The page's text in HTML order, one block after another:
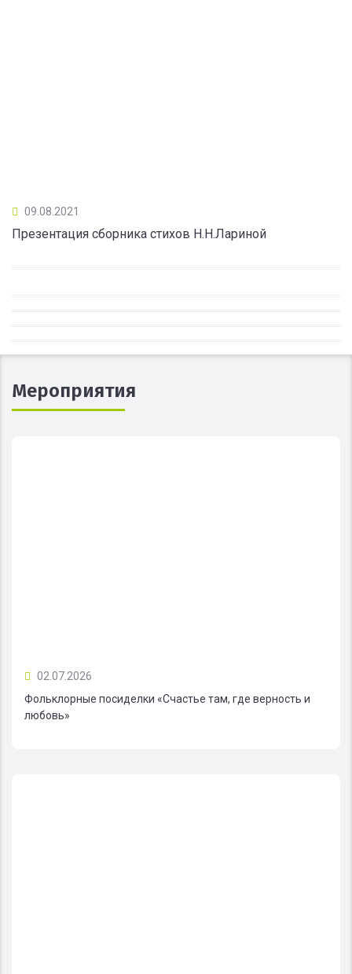
09.08.2021
Презентация сборника стихов Н.Н.Лариной
Мероприятия
02.07.2026
Фольклорные посиделки «Счастье там, где верность и
любовь»